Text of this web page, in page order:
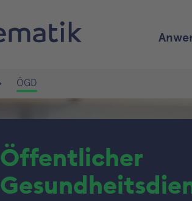
ÖGD
Öffentlicher